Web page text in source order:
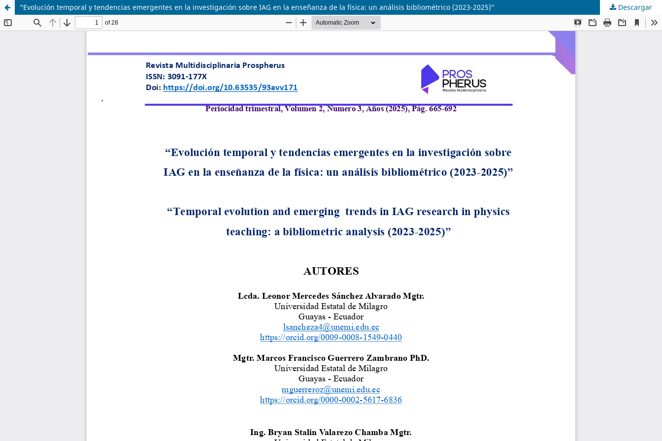
“Evolución temporal y tendencias emergentes en la investigación sobre IAG en la enseñanza de la física: un análisis bibliométrico (2023-2025)” Descargar